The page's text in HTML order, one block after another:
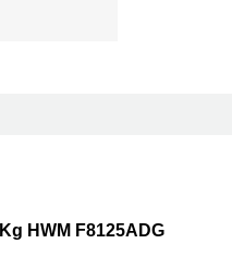
HWM F8125ADG